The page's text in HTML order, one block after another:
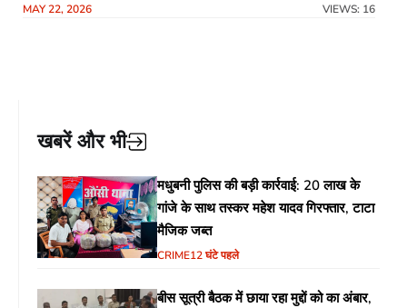
MAY 22, 2026 VIEWS: 16
खबरें और भी
मधुबनी पुलिस की बड़ी कार्रवाई: 20 लाख के
गांजे के साथ तस्कर महेश यादव गिरफ्तार, टाटा
मैजिक जब्त
CRIME12 घंटे पहले
बीस सूत्री बैठक में छाया रहा मुद्दों को का अंबार,